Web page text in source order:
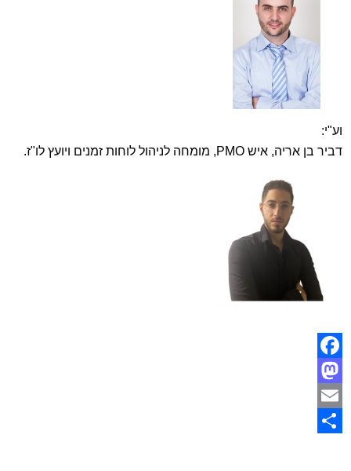
וע"י:
דביר בן אריה, איש PMO, מומחה לניהול לוחות זמנים ויועץ לו"ז.
Facebook
Mastodon
Email